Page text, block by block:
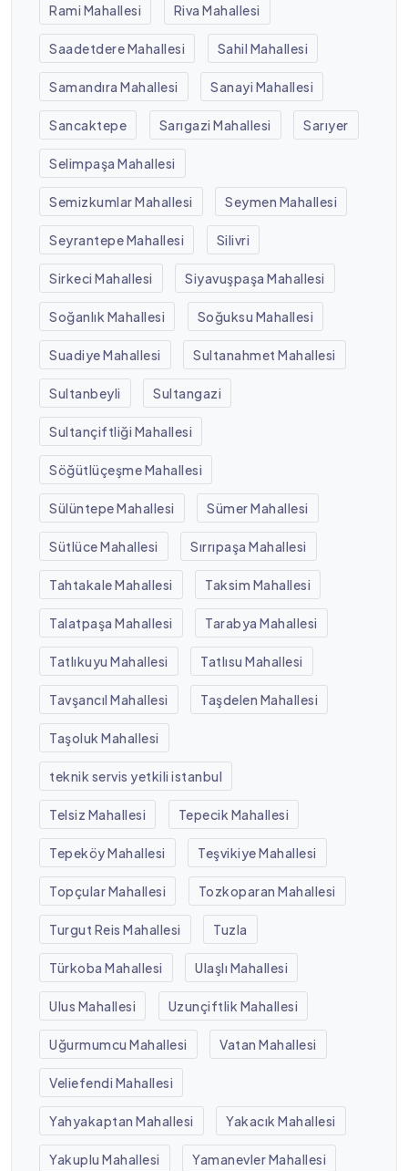
Rami Mahallesi Riva Mahallesi
Saadetdere Mahallesi Sahil Mahallesi
Samandıra Mahallesi Sanayi Mahallesi
Sancaktepe Sarıgazi Mahallesi Sarıyer
Selimpaşa Mahallesi
Semizkumlar Mahallesi Seymen Mahallesi
Seyrantepe Mahallesi Silivri
Sirkeci Mahallesi Siyavuşpaşa Mahallesi
Soğanlık Mahallesi Soğuksu Mahallesi
Suadiye Mahallesi Sultanahmet Mahallesi
Sultanbeyli Sultangazi
Sultançiftliği Mahallesi
Söğütlüçeşme Mahallesi
Sülüntepe Mahallesi Sümer Mahallesi
Sütlüce Mahallesi Sırrıpaşa Mahallesi
Tahtakale Mahallesi Taksim Mahallesi
Talatpaşa Mahallesi Tarabya Mahallesi
Tatlıkuyu Mahallesi Tatlısu Mahallesi
Tavşancıl Mahallesi Taşdelen Mahallesi
Taşoluk Mahallesi
teknik servis yetkili istanbul
Telsiz Mahallesi Tepecik Mahallesi
Tepeköy Mahallesi Teşvikiye Mahallesi
Topçular Mahallesi Tozkoparan Mahallesi
Turgut Reis Mahallesi Tuzla
Türkoba Mahallesi Ulaşlı Mahallesi
Ulus Mahallesi Uzunçiftlik Mahallesi
Uğurmumcu Mahallesi Vatan Mahallesi
Veliefendi Mahallesi
Yahyakaptan Mahallesi Yakacık Mahallesi
Yakuplu Mahallesi Yamanevler Mahallesi